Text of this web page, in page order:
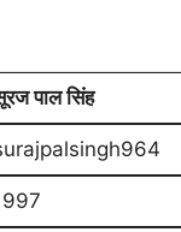
पाल सिंह